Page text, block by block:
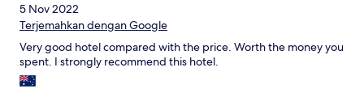
5 Nov 2022
Terjemahkan dengan Google
Very good hotel compared with the price. Worth the money you
spent. I strongly recommend this hotel.